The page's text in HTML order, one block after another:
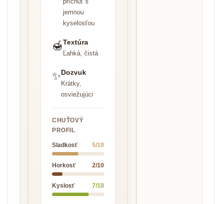
jemnou
kyselosťou
🍯Textúra
Ľahká, čistá
✨Dozvuk
Krátky,
osviežujúci
CHUŤOVÝ
PROFIL
Sladkosť 5/10
Horkosť 2/10
Kyslosť 7/10